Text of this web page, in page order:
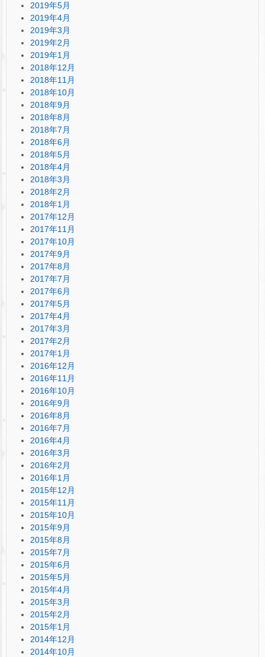
2019年5月
2019年4月
2019年3月
2019年2月
2019年1月
2018年12月
2018年11月
2018年10月
2018年9月
2018年8月
2018年7月
2018年6月
2018年5月
2018年4月
2018年3月
2018年2月
2018年1月
2017年12月
2017年11月
2017年10月
2017年9月
2017年8月
2017年7月
2017年6月
2017年5月
2017年4月
2017年3月
2017年2月
2017年1月
2016年12月
2016年11月
2016年10月
2016年9月
2016年8月
2016年7月
2016年4月
2016年3月
2016年2月
2016年1月
2015年12月
2015年11月
2015年10月
2015年9月
2015年8月
2015年7月
2015年6月
2015年5月
2015年4月
2015年3月
2015年2月
2015年1月
2014年12月
2014年10月